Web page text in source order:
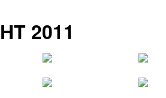
2011